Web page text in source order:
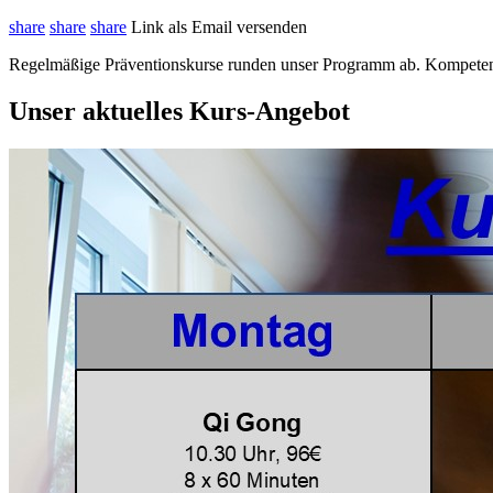
share share share Link als Email versenden
Regelmäßige Präventionskurse runden unser Programm ab.
Unser aktuelles Kurs-Angebot